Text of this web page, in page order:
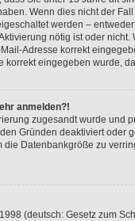
Wenn dies nicht der
werden –
nötig ist oder
Adresse korrekt
eingegeben wurde,
anmelden?!
zugesandt wurde und
Gründen deaktiviert oder
Datenbankgröße zu
(deutsch: Gesetz zum